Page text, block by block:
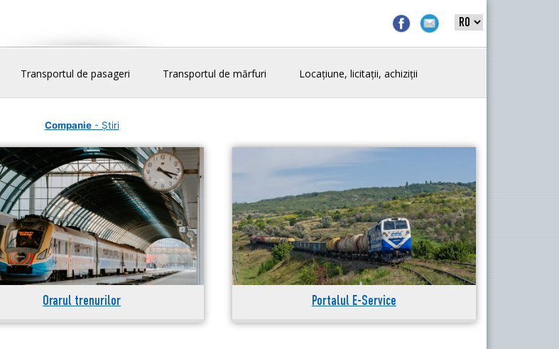
Transportul de pasageri Transportul de mărfuri Locațiune, licitații, achiziții
Companie- Știri
Orarul trenurilor Portalul E-Service